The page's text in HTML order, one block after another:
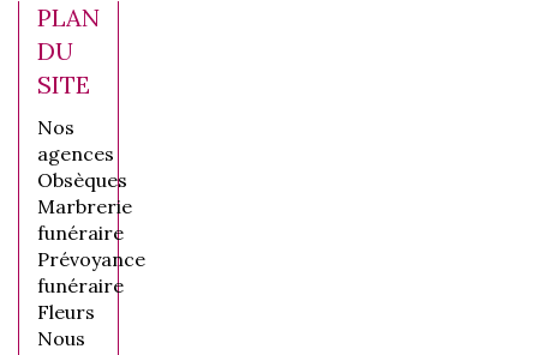
PLAN
DU
SITE
Nos
agences
Obsèques
Marbrerie
funéraire
Prévoyance
funéraire
Fleurs
Nous